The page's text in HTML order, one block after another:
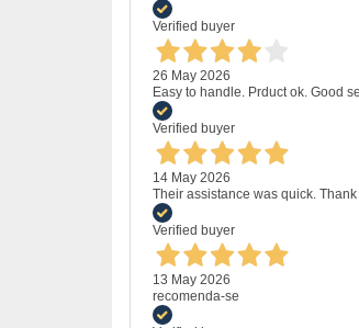
Verified buyer
26 May 2026
Easy to handle. Prduct ok. Good
Verified buyer
14 May 2026
Their assistance was quick.
Verified buyer
13 May 2026
recomenda-se